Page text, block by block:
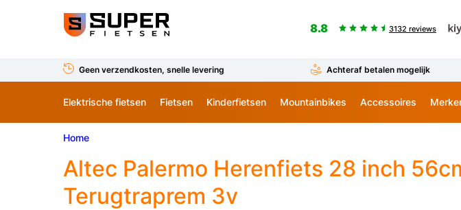
8.8 3132 reviews
Geen verzendkosten, snelle levering Achteraf betalen mogelijk
Elektrische fietsen Fietsen Kinderfietsen Mountainbikes Accessoires
Home
Altec Palermo Herenfiets 28 inch
Terugtraprem 3v